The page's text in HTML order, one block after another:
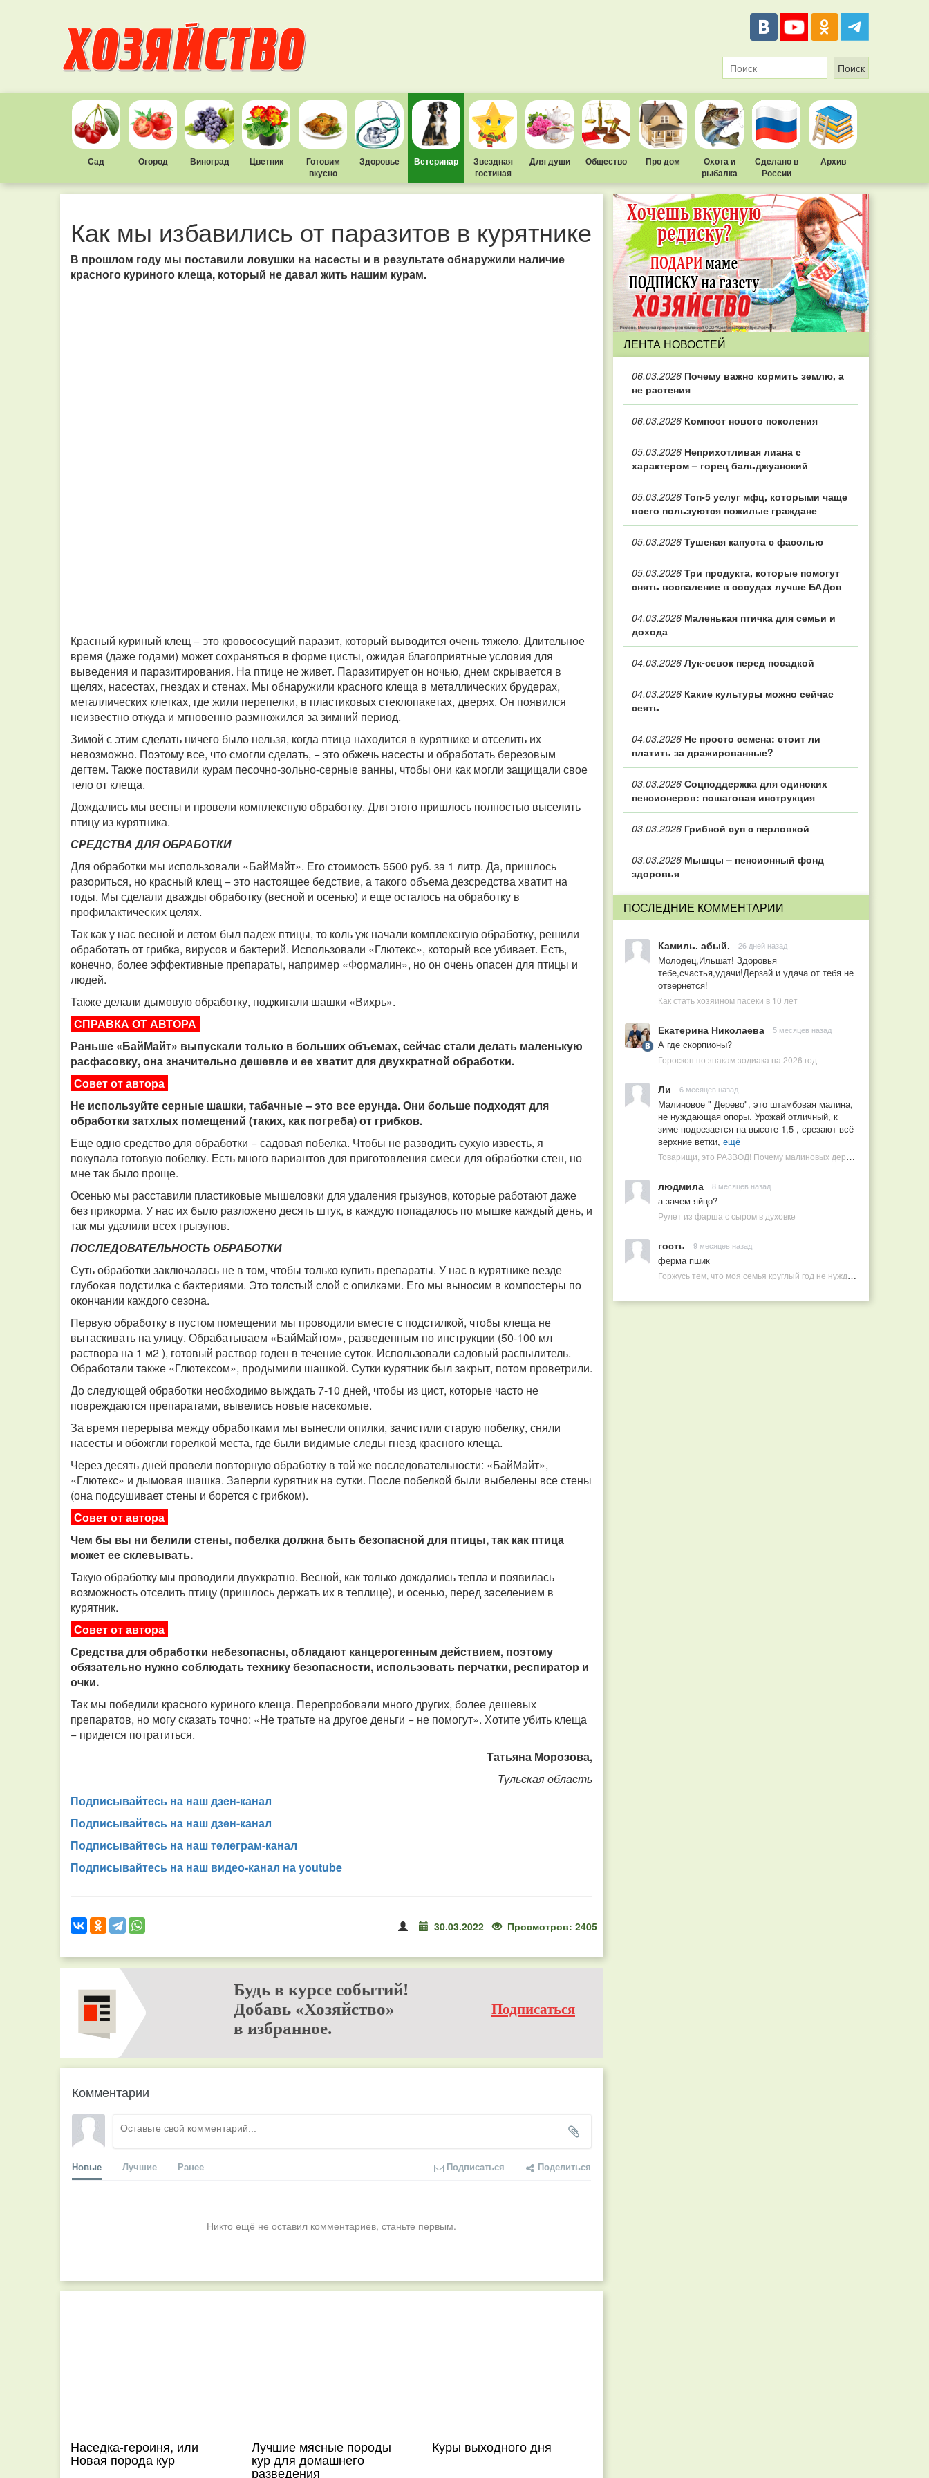
Сад Огород Виноград Цветник
Готовим
вкусно
Здоровье Ветеринар
Звездная
гостиная
Для души Общество Про дом
Охота и
рыбалка
Сделано в
России
Архив
Как мы избавились от паразитов в курятнике
В прошлом году мы поставили ловушки на насесты и в результате обнаружили наличие
красного куриного клеща, который не давал жить нашим курам.
Красный куриный клещ − это кровососущий паразит, который выводится очень тяжело. Длительное
время (даже годами) может сохраняться в форме цисты, ожидая благоприятные условия для
выведения и паразитирования. На птице не живет. Паразитирует он ночью, днем скрывается в
щелях, насестах, гнездах и стенах. Мы обнаружили красного клеща в металлических брудерах,
металлических клетках, где жили перепелки, в пластиковых стеклопакетах, дверях. Он появился
неизвестно откуда и мгновенно размножился за зимний период.
Зимой с этим сделать ничего было нельзя, когда птица находится в курятнике и отселить их
невозможно. Поэтому все, что смогли сделать, − это обжечь насесты и обработать березовым
дегтем. Также поставили курам песочно-зольно-серные ванны, чтобы они как могли защищали свое
тело от клеща.
Дождались мы весны и провели комплексную обработку. Для этого пришлось полностью выселить
птицу из курятника.
СРЕДСТВА ДЛЯ ОБРАБОТКИ
Для обработки мы использовали «БайМайт». Его стоимость 5500 руб. за 1 литр. Да, пришлось
разориться, но красный клещ − это настоящее бедствие, а такого объема дезсредства хватит на
годы. Мы сделали дважды обработку (весной и осенью) и еще осталось на обработку в
профилактических целях.
Так как у нас весной и летом был падеж птицы, то коль уж начали комплексную обработку, решили
обработать от грибка, вирусов и бактерий. Использовали «Глютекс», который все убивает. Есть,
конечно, более эффективные препараты, например «Формалин», но он очень опасен для птицы и
людей.
Также делали дымовую обработку, поджигали шашки «Вихрь».
СПРАВКА ОТ АВТОРА
Раньше «БайМайт» выпускали только в больших объемах, сейчас стали делать маленькую
расфасовку, она значительно дешевле и ее хватит для двухкратной обработки.
Совет от автора
Не используйте серные шашки, табачные – это все ерунда. Они больше подходят для
обработки затхлых помещений (таких, как погреба) от грибков.
Еще одно средство для обработки − садовая побелка. Чтобы не разводить сухую известь, я
покупала готовую побелку. Есть много вариантов для приготовления смеси для обработки стен, но
мне так было проще.
Осенью мы расставили пластиковые мышеловки для удаления грызунов, которые работают даже
без прикорма. У нас их было разложено десять штук, в каждую попадалось по мышке каждый день, и
так мы удалили всех грызунов.
ПОСЛЕДОВАТЕЛЬНОСТЬ ОБРАБОТКИ
Суть обработки заключалась не в том, чтобы только купить препараты. У нас в курятнике везде
глубокая подстилка с бактериями. Это толстый слой с опилками. Его мы выносим в компостеры по
окончании каждого сезона.
Первую обработку в пустом помещении мы проводили вместе с подстилкой, чтобы клеща не
вытаскивать на улицу. Обрабатываем «БайМайтом», разведенным по инструкции (50-100 мл
раствора на 1 м2 ), готовый раствор годен в течение суток. Использовали садовый распылитель.
Обработали также «Глютексом», продымили шашкой. Сутки курятник был закрыт, потом проветрили.
До следующей обработки необходимо выждать 7-10 дней, чтобы из цист, которые часто не
повреждаются препаратами, вывелись новые насекомые.
За время перерыва между обработками мы вынесли опилки, зачистили старую побелку, сняли
насесты и обожгли горелкой места, где были видимые следы гнезд красного клеща.
Через десять дней провели повторную обработку в той же последовательности: «БайМайт»,
«Глютекс» и дымовая шашка. Заперли курятник на сутки. После побелкой были выбелены все стены
(она подсушивает стены и борется с грибком).
Совет от автора
Чем бы вы ни белили стены, побелка должна быть безопасной для птицы, так как птица
может ее склевывать.
Такую обработку мы проводили двухкратно. Весной, как только дождались тепла и появилась
возможность отселить птицу (пришлось держать их в теплице), и осенью, перед заселением в
курятник.
Совет от автора
Средства для обработки небезопасны, обладают канцерогенным действием, поэтому
обязательно нужно соблюдать технику безопасности, использовать перчатки, респиратор и
очки.
Так мы победили красного куриного клеща. Перепробовали много других, более дешевых
препаратов, но могу сказать точно: «Не тратьте на другое деньги − не помогут». Хотите убить клеща
− придется потратиться.
Татьяна Морозова,
Тульская область
Подписывайтесь на наш дзен-канал
Подписывайтесь на наш дзен-канал
Подписывайтесь на наш телеграм-канал
Подписывайтесь на наш видео-канал на youtube
30.03.2022 Просмотров: 2405
Будь в курсе событий!
Добавь «Хозяйство»
в избранное.
Подписаться
Комментарии
Новые Лучшие Ранее Подписаться Поделиться
Никто ещё не оставил комментариев, станьте первым.
Наседка-героиня, или
Новая порода кур
Лучшие мясные породы
кур для домашнего
разведения
Куры выходного дня
ЛЕНТА НОВОСТЕЙ
06.03.2026 Почему важно кормить землю, а
не растения
06.03.2026 Компост нового поколения
05.03.2026 Неприхотливая лиана с
характером – горец бальджуанский
05.03.2026 Топ‑5 услуг мфц, которыми чаще
всего пользуются пожилые граждане
05.03.2026 Тушеная капуста с фасолью
05.03.2026 Три продукта, которые помогут
снять воспаление в сосудах лучше БАДов
04.03.2026 Маленькая птичка для семьи и
дохода
04.03.2026 Лук-севок перед посадкой
04.03.2026 Какие культуры можно сейчас
сеять
04.03.2026 Не просто семена: стоит ли
платить за дражированные?
03.03.2026 Соцподдержка для одиноких
пенсионеров: пошаговая инструкция
03.03.2026 Грибной суп с перловкой
03.03.2026 Мышцы – пенсионный фонд
здоровья
ПОСЛЕДНИЕ КОММЕНТАРИИ
Камиль. абый. 26 дней назад
Молодец,Ильшат! Здоровья
тебе,счастья,удачи!Дерзай и удача от тебя не
отвернется!
Как стать хозяином пасеки в 10 лет
Екатерина Николаева 5 месяцев назад
А где скорпионы?
Гороскоп по знакам зодиака на 2026 год
Ли 6 месяцев назад
Малиновое " Дерево", это штамбовая малина,
не нуждающая опоры. Урожай отличный, к
зиме подрезается на высоте 1,5 , срезают всё
верхние ветки, ещё
Товарищи, это РАЗВОД! Почему малиновых деревьев не бывает, или Как ушлые продавцы наживаются на мечтах садоводов
людмила 8 месяцев назад
а зачем яйцо?
Рулет из фарша с сыром в духовке
гость 9 месяцев назад
ферма пшик
Горжусь тем, что моя семья круглый год не нуждается в покупных витаминах